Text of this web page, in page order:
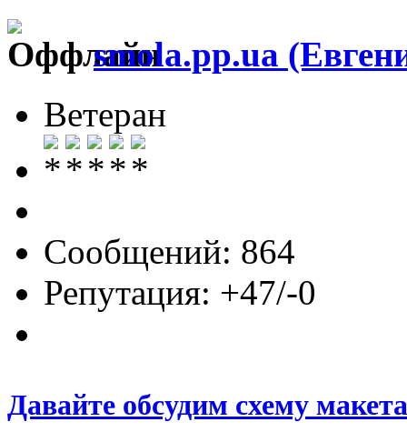
smola.pp.ua
Ветеран
Сообщений: 864
Репутация: +47/-0
Давайте обсудим схему макета